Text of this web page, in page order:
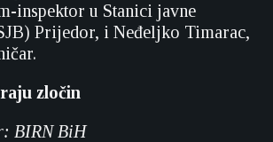
inspektor u Stanici javne
Prijedor, i Neđeljko Timarac,
zločin
BIRN BiH